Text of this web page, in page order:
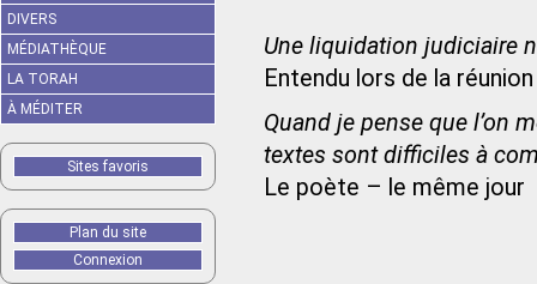
Une liquidation judiciaire
Entendu lors de la
Quand je pense que l’on
textes sont difficiles à
Le poète – le même jour
DIVERS
MÉDIATHÈQUE
LA TORAH
À MÉDITER
Sites favoris
Plan du site
Connexion